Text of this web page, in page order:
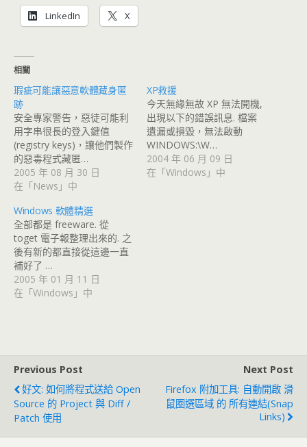
LinkedIn X
相關
瑕疵可能讓惡意軟體藏身匿
跡
安全專家警告，惡徒可能利
用字串很長的登入鍵值
(registry keys)，讓他們製作
的惡毒程式藏匿…
2005 年 08 月 30 日
在「News」中
XP救援
今天無緣無故 XP 無法開機,
出現以下的錯誤訊息. 檔案
遺漏或損毀，無法啟動
WINDOWS:\W…
2004 年 06 月 09 日
在「Windows」中
Windows 軟體精選
全部都是 freeware. 從
toget 電子報整理出來的. 之
後有新的都直接從這邊一直
補好了 …
2005 年 01 月 11 日
在「Windows」中
Previous Post
好文: 如何將程式送給 Open
Source 的 Project 與 Diff /
Patch 使用
Next Post
Firefox 附加工具: 自動開啟 滑
鼠圈選區域 的 所有連結(Snap
Links)